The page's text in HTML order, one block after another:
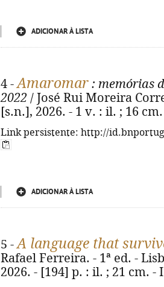
ADICIONAR À LISTA
4 -Amaromar : memórias
2022 / José Rui Moreira
[s.n.], 2026. - 1 v. : il. ; 16
Link persistente: http://
ADICIONAR À LISTA
5 -A language that
Rafael Ferreira. - 1ª ed. -
2026. - [194] p. : il. ; 21 cm. -